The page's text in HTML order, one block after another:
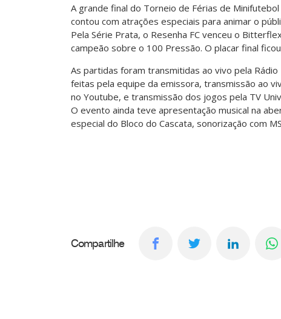
A grande final do Torneio de Férias de
contou com atrações especiais para animar o
Pela Série Prata, o Resenha FC venceu o
campeão sobre o 100 Pressão. O placar final
As partidas foram transmitidas ao vivo pela
feitas pela equipe da emissora, transmissão ao
no Youtube, e transmissão dos jogos pela TV
O evento ainda teve apresentação musical na
especial do Bloco do Cascata, sonorização com
Compartilhe